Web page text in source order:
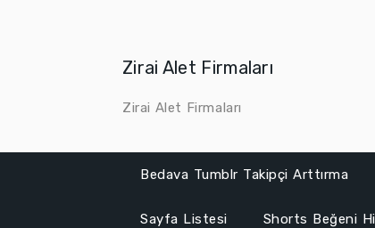
Zirai Alet Firmaları
Zirai Alet Firmaları
Bedava Tumblr Takipçi Arttırma
Sayfa Listesi Shorts Beğeni